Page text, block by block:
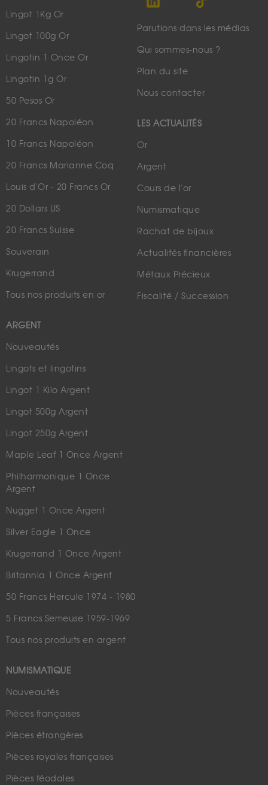
Lingot 1Kg Or
Lingot 100g Or
Lingotin 1 Once Or
Lingotin 1g Or
50 Pesos Or
20 Francs Napoléon
10 Francs Napoléon
20 Francs Marianne Coq
Louis d'Or - 20 Francs Or
20 Dollars US
20 Francs Suisse
Souverain
Krugerrand
Tous nos produits en or
ARGENT
Nouveautés
Lingots et lingotins
Lingot 1 Kilo Argent
Lingot 500g Argent
Lingot 250g Argent
Maple Leaf 1 Once Argent
Philharmonique 1 Once
Argent
Nugget 1 Once Argent
Silver Eagle 1 Once
Krugerrand 1 Once Argent
Britannia 1 Once Argent
50 Francs Hercule 1974 - 1980
5 Francs Semeuse 1959-1969
Tous nos produits en argent
NUMISMATIQUE
Nouveautés
Pièces françaises
Pièces étrangères
Pièces royales françaises
Pièces féodales
Parutions dans les médias
Qui sommes-nous ?
Plan du site
Nous contacter
LES ACTUALITÉS
Or
Argent
Cours de l'or
Numismatique
Rachat de bijoux
Actualités financières
Métaux Précieux
Fiscalité / Succession